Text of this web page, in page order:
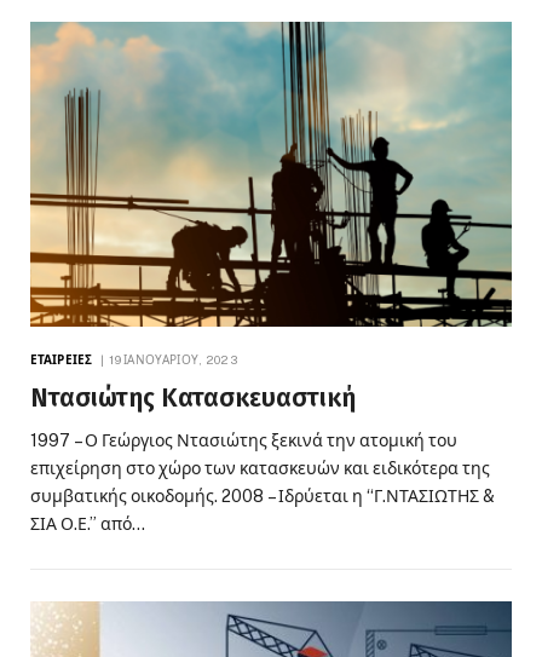
ΕΤΑΙΡΕΊΕΣ 19 ΙΑΝΟΥΑΡΊΟΥ, 2023
Ντασιώτης Κατασκευαστική
1997 – Ο Γεώργιος Ντασιώτης ξεκινά την ατομική του
επιχείρηση στο χώρο των κατασκευών και ειδικότερα της
συμβατικής οικοδομής. 2008 – Ιδρύεται η “Γ.ΝΤΑΣΙΩΤΗΣ &
ΣΙΑ Ο.Ε.” από…